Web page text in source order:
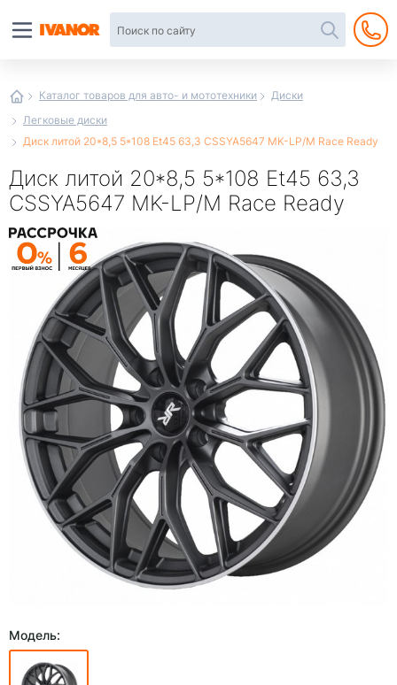
Каталог товаров для авто- и мототехники
Диски
Легковые диски
Диск литой 20*8,5 5*108 Et45 63,3 CSSYA5647 MK-LP/M Race Ready
Диск литой 20*8,5 5*108 Et45 63,3
CSSYA5647 MK-LP/M Race Ready
Модель:
интернет-